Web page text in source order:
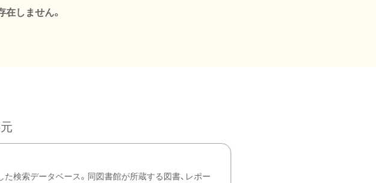
しません。
検索データベース。同図書館が所蔵する図書、レポー